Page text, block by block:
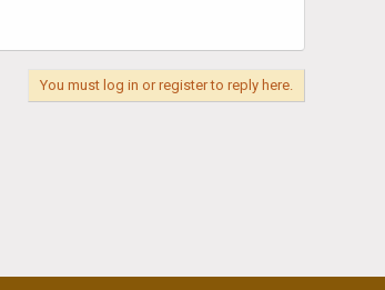
You must log in or register to reply here.